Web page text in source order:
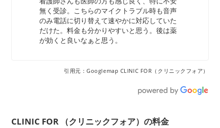
無く受診。こちらのマイクトラブル時も音声
のみ電話に切り替えて速やかに対応していた
だけた。料金も分かりやすいと思う。後は薬
が効くと良いなぁと思う。
引用元：Googlemap CLINIC FOR（クリニックフォア）
CLINIC FOR （クリニックフォア）の料金